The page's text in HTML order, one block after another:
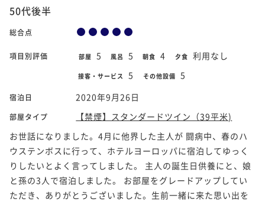
50代後半
総合点
項目別評価 部屋 5 風呂 5 朝食 4 夕食 利用なし
接客・サービス 5 その他設備 5
宿泊日 2020年9月26日
部屋タイプ
【禁煙】スタンダードツイン（39平米)
お世話になりました。4月に他界した主人が 闘病中、春のハ
ウステンボスに行って、ホテルヨーロッパに宿泊してゆっく
りしたいとよく言ってしました。 主人の誕生日供養にと、娘
と孫の3人で宿泊しました。 お部屋をグレードアップしてい
ただき、ありがとうございました。生前一緒に来た思い出を